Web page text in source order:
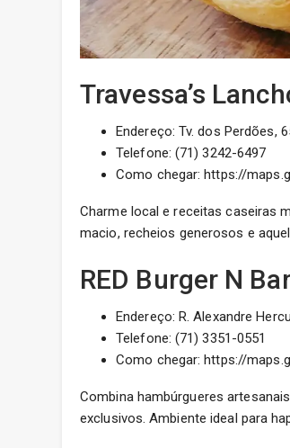
Travessa’s
Endereço: Tv. dos Perdões,
Telefone: (71) 3242-6497
Como chegar: https://
Charme local e receitas caseiras
macio, recheios generosos e
RED Burger N
Endereço: R. Alexandre
Telefone: (71) 3351-0551
Como chegar: https://
Combina hambúrgueres
exclusivos. Ambiente ideal para